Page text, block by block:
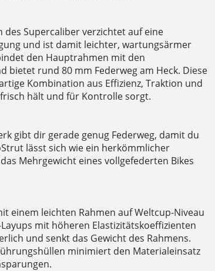
des Supercaliber verzichtet auf eine
und ist damit leichter, wartungsärmer
den Hauptrahmen mit den
bietet rund 80 mm Federweg am Heck. Diese
Kombination aus Effizienz, Traktion und
hält und für Kontrolle sorgt.
gibt dir gerade genug Federweg, damit du
lässt sich wie ein herkömmlicher
Mehrgewicht eines vollgefederten Bikes
einem leichten Rahmen auf Weltcup-Niveau
mit höheren Elastizitätskoeffizienten
und senkt das Gewicht des Rahmens.
minimiert den Materialeinsatz